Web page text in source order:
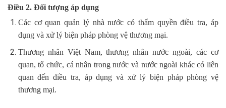
Điều 2. Đối tượng áp dụng
Các cơ quan quản lý nhà nước có thẩm quyền điều tra, áp
dụng và xử lý biện pháp phòng vệ thương mại.
Thương nhân Việt Nam, thương nhân nước ngoài, các cơ
quan, tổ chức, cá nhân trong nước và nước ngoài khác có liên
quan đến điều tra, áp dụng và xử lý biện pháp phòng vệ
thương mại.